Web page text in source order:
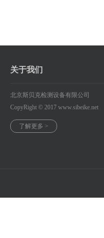
关于我们
北京斯贝克检测设备有限公司
CopyRight © 2017 www.sibeike.net
了解更多 >